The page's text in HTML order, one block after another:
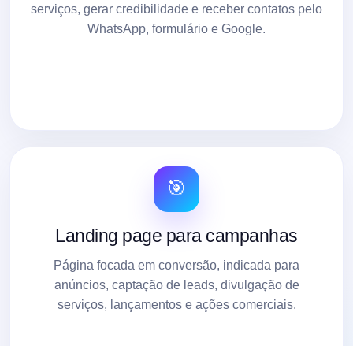
serviços, gerar credibilidade e receber contatos pelo
WhatsApp, formulário e Google.
🎯
Landing page para campanhas
Página focada em conversão, indicada para
anúncios, captação de leads, divulgação de
serviços, lançamentos e ações comerciais.